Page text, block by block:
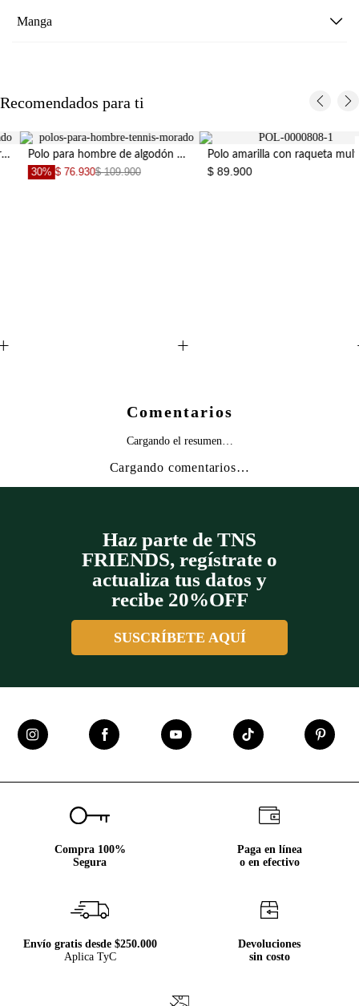
Manga
Recomendados para ti
algodón morado fit regular con mini logo bordado 100% Algodón
+
Polo amarilla con raqueta multicolor para hombre
$ 89.900 30% $ 76.930
Comentarios
Cargando el resumen…
Cargando comentarios…
Haz parte de TNS
FRIENDS, regístrate o
actualiza tus datos y
recibe 20%OFF
SUSCRÍBETE AQUÍ
Compra 100%
Segura
Paga en línea
o en efectivo
Envío gratis desde $250.000
Aplica TyC
Devoluciones
sin costo